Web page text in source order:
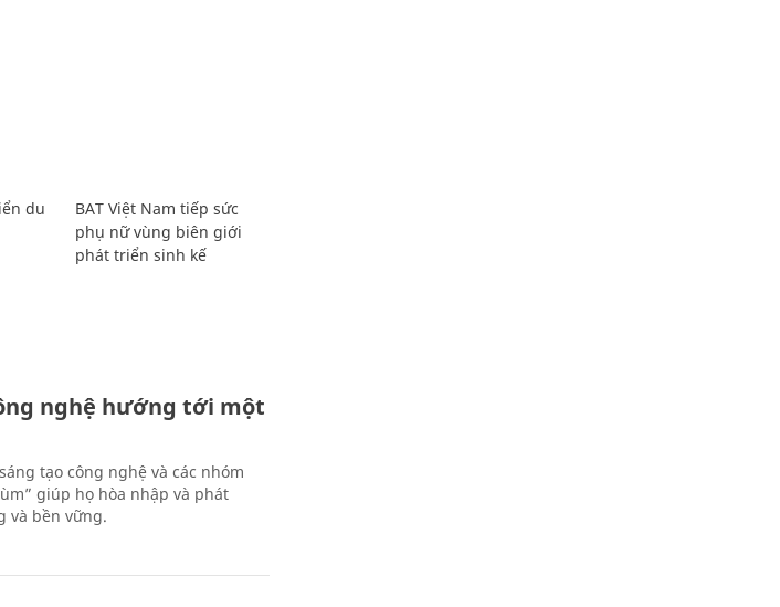
du
BAT Việt Nam tiếp sức
phụ nữ vùng biên giới
phát triển sinh kế
nghệ hướng tới một
tạo công nghệ và các nhóm
giúp họ hòa nhập và phát
và bền vững.